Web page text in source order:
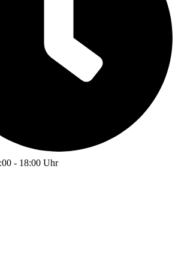
- 18:00 Uhr